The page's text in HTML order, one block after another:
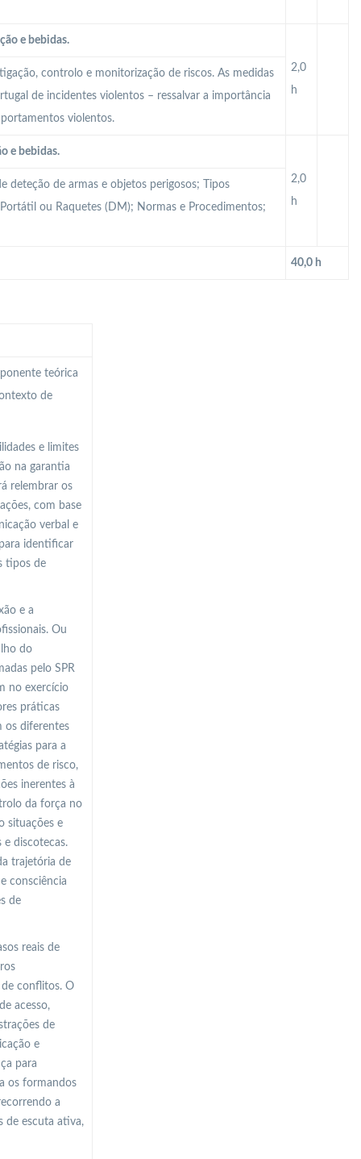
e bebidas.
2,0
h
controlo e monitorização de riscos. As medidas
de incidentes violentos – ressalvar a importância
violentos.
e bebidas.
2,0
h
deteção de armas e objetos perigosos; Tipos
ou Raquetes (DM); Normas e Procedimentos;
40,0 h
teórica
de
e limites
na garantia
relembrar os
com base
verbal e
identificar
tipos de
e a
Ou
do
pelo SPR
no exercício
práticas
os diferentes
para a
de risco,
inerentes à
da força no
situações e
e discotecas.
trajetória de
consciência
de
reais de
conflitos. O
acesso,
de
e
para
os formandos
a
de escuta ativa,